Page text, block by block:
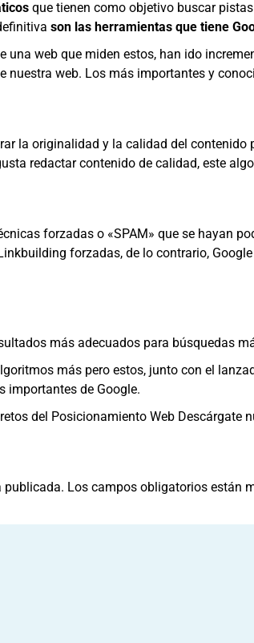
que tienen como objetivo buscar
son las herramientas que tiene
una web que miden estos, han ido
nuestra web. Los más importantes y
la originalidad y la calidad del
redactar contenido de calidad, este
forzadas o «SPAM» que se hayan
forzadas, de lo contrario,
más adecuados para búsquedas
más pero estos, junto con el
importantes de Google.
del Posicionamiento Web Descárgate
publicada. Los campos obligatorios están